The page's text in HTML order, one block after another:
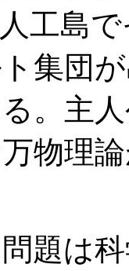
工島
集団
。主
物理
題は